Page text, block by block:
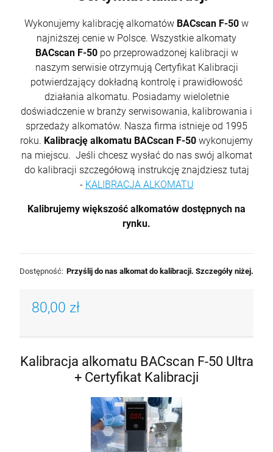
Wykonujemy kalibrację alkomatów BACscan F-50 w
najniższej cenie w Polsce. Wszystkie alkomaty
BACscan F-50po przeprowadzonej kalibracji w
naszym serwisie otrzymują Certyfikat Kalibracji
potwierdzający dokładną kontrolę i prawidłowość
działania alkomatu. Posiadamy wieloletnie
doświadczenie w branży serwisowania, kalibrowania i
sprzedaży alkomatów. Nasza firma istnieje od 1995
roku. Kalibrację alkomatu BACscan F-50 wykonujemy
na miejscu. Jeśli chcesz wysłać do nas swój alkomat
do kalibracji szczegółową instrukcję znajdziesz tutaj
- KALIBRACJA ALKOMATU
Kalibrujemy większość alkomatów dostępnych na
rynku.
Dostępność: Przyślij do nas alkomat do kalibracji. Szczegóły niżej.
80,00 zł
Kalibracja alkomatu BACscan F-50 Ultra
+ Certyfikat Kalibracji